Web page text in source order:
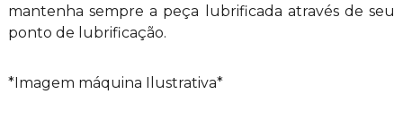
mantenha sempre a peça lubrificada através de seu
ponto de lubrificação.
*Imagem máquina Ilustrativa*